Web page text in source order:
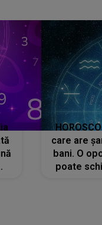
care are
bani. O
poate